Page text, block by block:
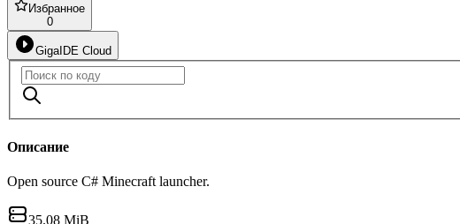
Избранное
0
GigaIDE Cloud
Описание
Open source C# Minecraft launcher.
35.08 MiB